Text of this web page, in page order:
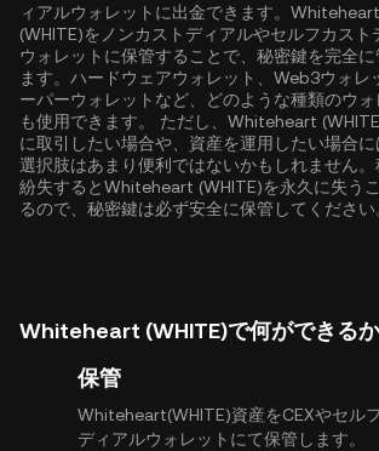
ィアルウォレットに出金できます。Whiteheart
(WHITE)をノンカストディアルやセルフカスト
ウォレットに保管することで、秘密鍵を完全に
ます。ハードウェアウォレット、Web3ウォレ
ーパーウォレットなど、どのような種類のウ
も使用できます。 ただし、Whiteheart
に取引したい場合や、資産を運用したい場合
選択肢はあまり便利ではないかもしれません。
紛失するとWhiteheart (WHITE)を永久に失う
るので、秘密鍵は必ず安全に保管してください
Whiteheart (WHITE)で何ができる
保管
Whiteheart(WHITE)資産をCEXやセル
ディアルウォレットにて保管します。